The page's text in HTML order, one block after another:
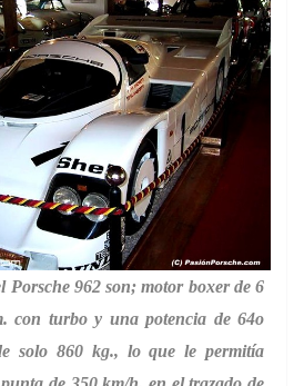
Porsche 962 son; motor boxer de 6
con turbo y una potencia de 64o
solo 860 kg., lo que le permitía